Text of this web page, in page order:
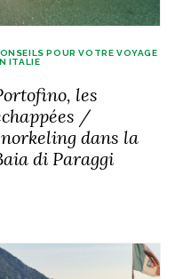
POUR VOTRE VOYAGE
ITALIE
les
/
dans la
di Paraggi